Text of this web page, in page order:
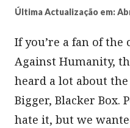
Última Actualização em:
If you’re a fan of the
Against Humanity,
heard a lot about
Bigger, Blacker Box.
hate it, but we